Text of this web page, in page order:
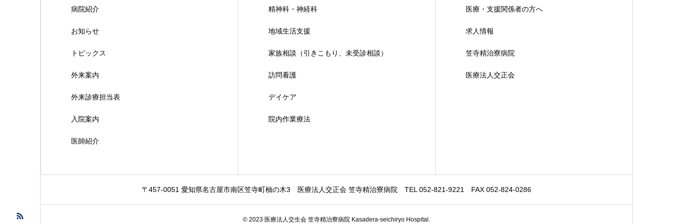
病院紹介
お知らせ
トピックス
外来案内
外来診療担当表
入院案内
医師紹介
精神科・神経科
地域生活支援
家族相談（引きこもり、未受診相談）
訪問看護
デイケア
院内作業療法
医療・支援関係者の方へ
求人情報
笠寺精治寮病院
医療法人交正会
〒457-0051 愛知県名古屋市南区笠寺町柚の木3 医療法人交正会 笠寺精治寮病院 TEL 052-821-9221 FAX 052-824-0286
© 2023 医療法人交生会 笠寺精治寮病院 Kasadera-seichiryo Hospital.